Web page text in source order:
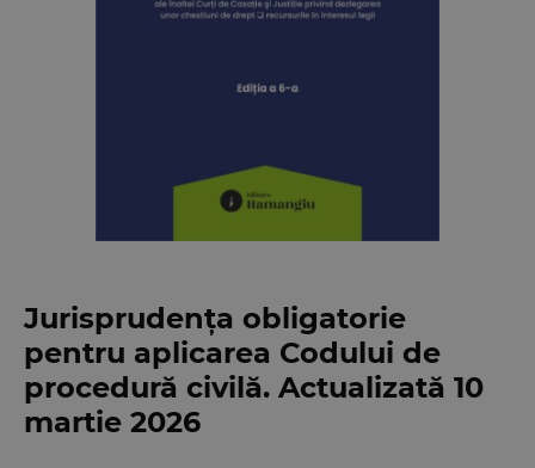
Jurisprudența obligatorie
pentru aplicarea Codului de
procedură civilă. Actualizată 10
martie 2026